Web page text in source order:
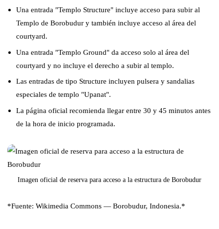
Una entrada "Templo Structure" incluye acceso para subir al
Templo de Borobudur y también incluye acceso al área del
courtyard.
Una entrada "Templo Ground" da acceso solo al área del
courtyard y no incluye el derecho a subir al templo.
Las entradas de tipo Structure incluyen pulsera y sandalias
especiales de templo "Upanat".
La página oficial recomienda llegar entre 30 y 45 minutos antes
de la hora de inicio programada.
Imagen oficial de reserva para acceso a la estructura de Borobudur
*Fuente: Wikimedia Commons — Borobudur, Indonesia.*